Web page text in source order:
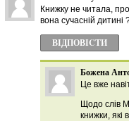
Книжку не читала,
вона сучаснiй дитинi
ВІДПОВІCТИ
Божена
Це вже
Щодо слів
книжки, які